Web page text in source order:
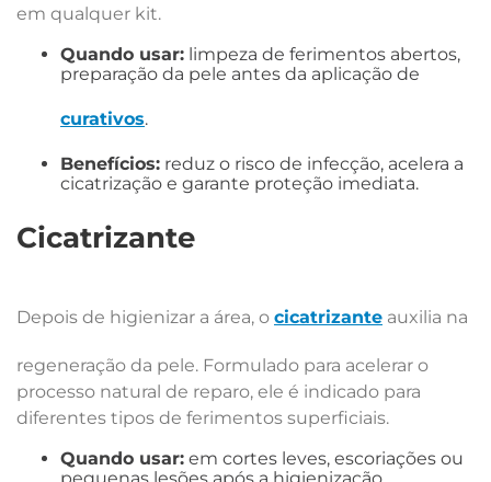
em qualquer kit.
Quando usar: limpeza de ferimentos abertos,
preparação da pele antes da aplicação de
curativos.
Benefícios: reduz o risco de infecção, acelera a
cicatrização e garante proteção imediata.
Cicatrizante
Depois de higienizar a área, o cicatrizante auxilia na
regeneração da pele. Formulado para acelerar o
processo natural de reparo, ele é indicado para
diferentes tipos de ferimentos superficiais.
Quando usar: em cortes leves, escoriações ou